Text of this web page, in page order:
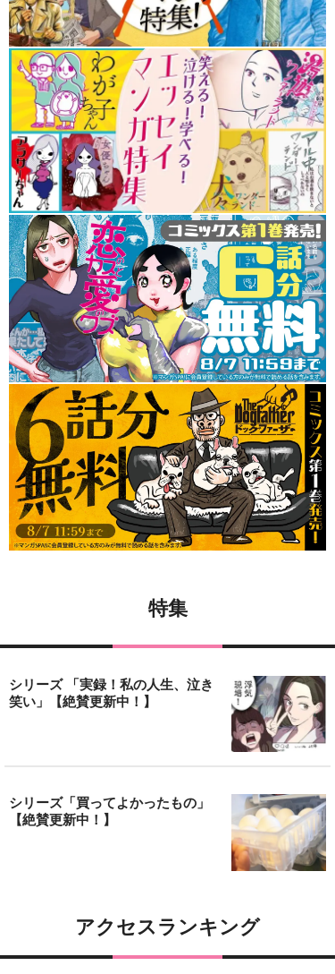
特集
シリーズ 「実録！私の人生、泣き
笑い」【絶賛更新中！】
シリーズ「買ってよかったもの」
【絶賛更新中！】
アクセスランキング